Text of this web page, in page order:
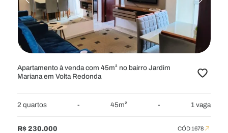
Apartamento à venda com 45m² no bairro Jardim
Mariana em Volta Redonda
2 quartos - 45m² - 1 vaga
R$ 230.000 CÓD 1678